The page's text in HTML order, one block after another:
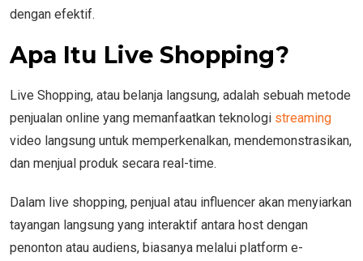
dengan efektif.
Apa Itu Live Shopping?
Live Shopping, atau belanja langsung, adalah sebuah metode
penjualan online yang memanfaatkan teknologi streaming
video langsung untuk memperkenalkan, mendemonstrasikan,
dan menjual produk secara real-time.
Dalam live shopping, penjual atau influencer akan menyiarkan
tayangan langsung yang interaktif antara host dengan
penonton atau audiens, biasanya melalui platform e-